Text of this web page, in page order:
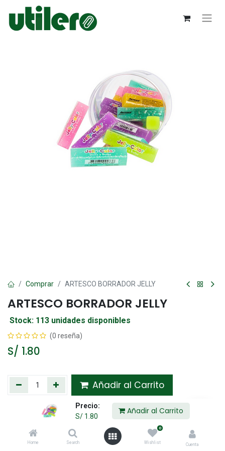
Precio:
S/ 1.80
Añadir al Carrito
Home Search
0
Wishlist Cuenta
Comprar ARTESCO BORRADOR JELLY
ARTESCO BORRADOR JELLY
Stock: 113 unidades disponibles
(0 reseña)
S/ 1.80
Añadir al Carrito
Agregar a la lista de deseos
Compartir :